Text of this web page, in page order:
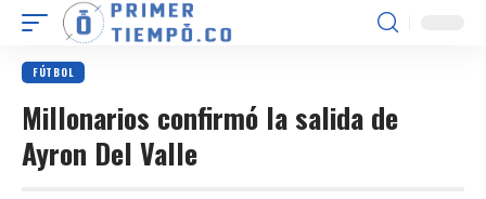
FÚTBOL
Millonarios confirmó la salida de
Ayron Del Valle